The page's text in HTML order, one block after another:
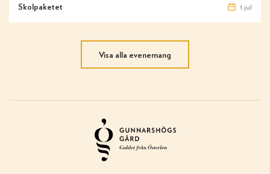
Skolpaketet 1 jul
Visa alla evenemang